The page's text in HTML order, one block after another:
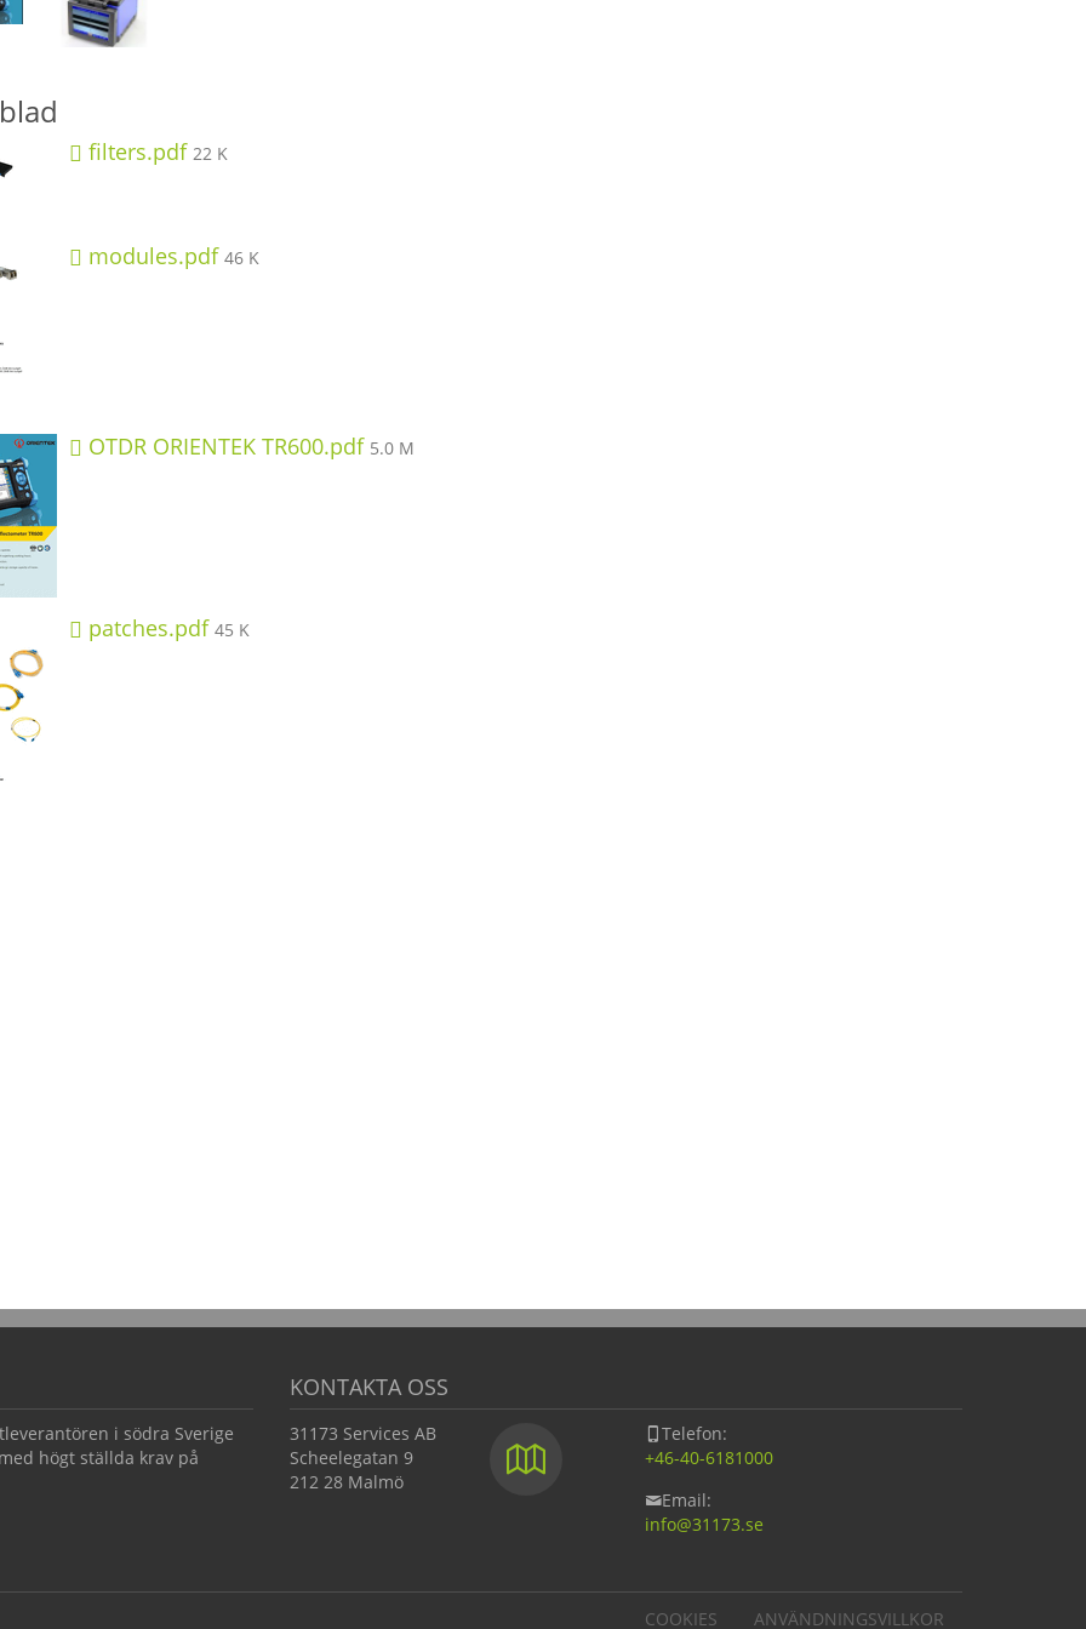
filters.pdf 22 K
modules.pdf 46 K
OTDR ORIENTEK TR600.pdf 5.0 M
patches.pdf 45 K
i södra Sverige
högt ställda krav på
KONTAKTA OSS
31173 Services AB
Scheelegatan 9
212 28 Malmö
Telefon:
+46-40-6181000
Email:
info@31173.se
COOKIES ANVÄNDNINGSVILLKOR